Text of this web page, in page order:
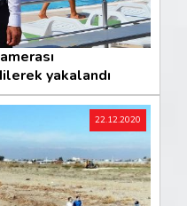
yakalandı
22.12.2020